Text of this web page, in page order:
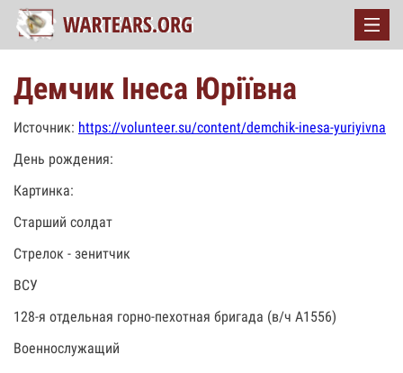
Демчик Інеса Юріївна
Источник: https://volunteer.su/content/demchik-inesa-yuriyivna
День рождения:
Картинка:
Старший солдат
Стрелок - зенитчик
ВСУ
128-я отдельная горно-пехотная бригада (в/ч А1556)
Военнослужащий